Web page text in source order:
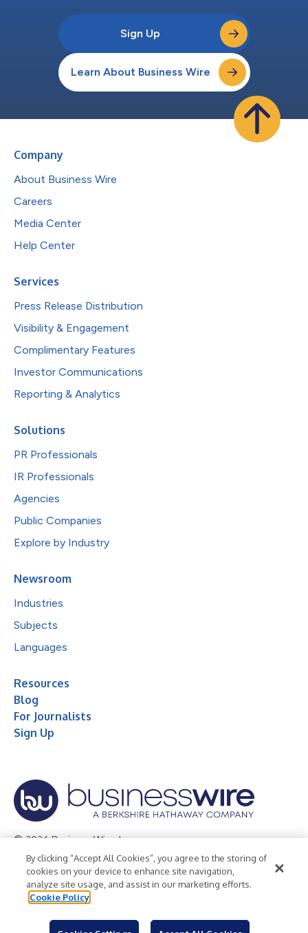
Sign Up
Learn About Business Wire
Company
About Business Wire
Careers
Media Center
Help Center
Services
Press Release Distribution
Visibility & Engagement
Complimentary Features
Investor Communications
Reporting & Analytics
Solutions
PR Professionals
IR Professionals
Agencies
Public Companies
Explore by Industry
Newsroom
Industries
Subjects
Languages
Resources
Blog
For Journalists
Sign Up
© 2026 Business Wire, Inc.
Privacy Policy Cookie Policy
Accessibility Statement
Terms of Use
Legal
By clicking “Accept All Cookies”, you agree to the storing of
cookies on your device to enhance site navigation,
analyze site usage, and assist in our marketing efforts.
Cookie Policy